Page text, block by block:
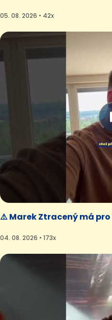
05. 08. 2026 • 42x
⚠️ Marek Ztracený má
04. 08. 2026 • 173x